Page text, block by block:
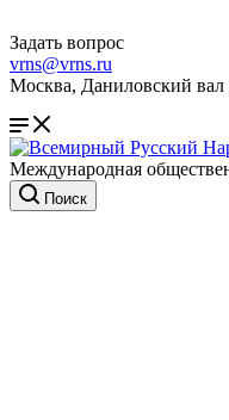
Задать вопрос
vrns@vrns.ru
Москва, Даниловский вал
Международная
Поиск